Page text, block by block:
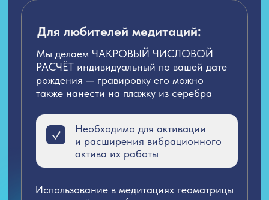
РАСЧЕТ ПОТЕНЦИАЛА
ПРЕДСТОЯЩЕГО ГОДА ОТ
МАСТЕРОВ МЕТОДА ТМСР
ЭНЕРГО-БРАСЛЕТ СЕРЕБРО
«ГЕОМАТРИЦА»
*доставка считается индивидуально